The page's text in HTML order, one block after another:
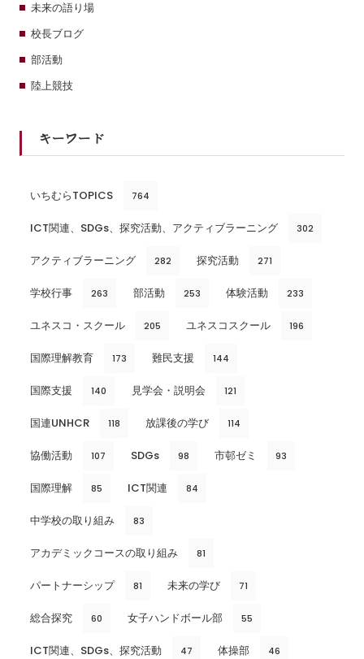
未来の語り場
校長ブログ
部活動
陸上競技
キーワード
いちむらTOPICS 764
ICT関連、SDGs、探究活動、アクティブラーニング 302
アクティブラーニング 282 探究活動 271
学校行事 263 部活動 253 体験活動 233
ユネスコ・スクール 205 ユネスコスクール 196
国際理解教育 173 難民支援 144
国際支援 140 見学会・説明会 121
国連UNHCR 118 放課後の学び 114
協働活動 107 SDGs 98 市邨ゼミ 93
国際理解 85 ICT関連 84
中学校の取り組み 83
アカデミックコースの取り組み 81
パートナーシップ 81 未来の学び 71
総合探究 60 女子ハンドボール部 55
ICT関連、SDGs、探究活動 47 体操部 46